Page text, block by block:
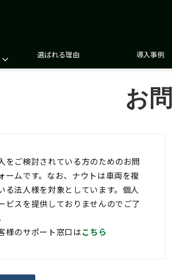
選ばれる理由 導入事例
お
をご検討されている方のためのお問
ームです。なお、ナウトは車両を複
る法人様を対象としています。個人
ビスを提供しておりませんのでご了
様のサポート窓口はこちら